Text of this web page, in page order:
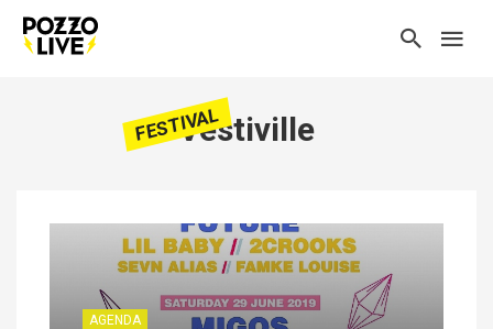
FESTIVALVestiville
AGENDA